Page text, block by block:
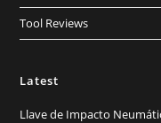
Tool Reviews
Latest
Llave de Impacto